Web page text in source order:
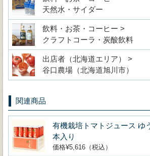
天然水・サイダー
飲料・お茶・コーヒー >
クラフトコーラ・炭酸飲料
出店者（北海道エリア） >
谷口農場（北海道旭川市）
関連商品
有機栽培トマトジュース ゆ
本入り
価格¥5,616（税込）